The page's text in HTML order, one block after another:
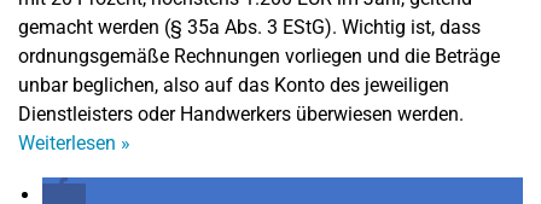
gemacht werden (§ 35a Abs. 3 EStG). Wichtig ist, dass
ordnungsgemäße Rechnungen vorliegen und die Beträge
unbar beglichen, also auf das Konto des jeweiligen
Dienstleisters oder Handwerkers überwiesen werden.
Weiterlesen »